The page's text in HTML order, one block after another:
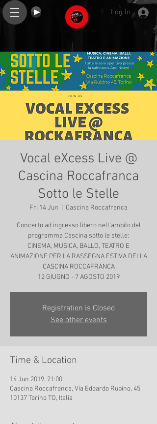
Log In
Vocal eXcess Live @
Cascina Roccafranca
Sotto le Stelle
Fri 14 Jun Cascina Roccafranca
Concerto ad ingresso libero nell'ambito del
programma Cascina sotto le stelle:
CINEMA, MUSICA, BALLO, TEATRO E
ANIMAZIONE PER LA RASSEGNA ESTIVA DELLA
CASCINA ROCCAFRANCA
12 GIUGNO - 7 AGOSTO 2019
Registration is Closed
See other events
Time & Location
14 Jun 2019, 21:00
Cascina Roccafranca, Via Edoardo Rubino, 45,
10137 Torino TO, Italia